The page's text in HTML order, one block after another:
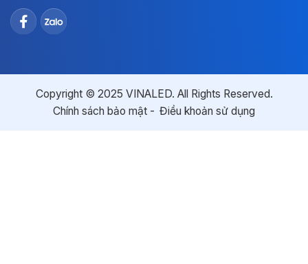
Copyright © 2025 VINALED. All Rights Reserved.
Chính sách bảo mật
Điều khoản sử dụng